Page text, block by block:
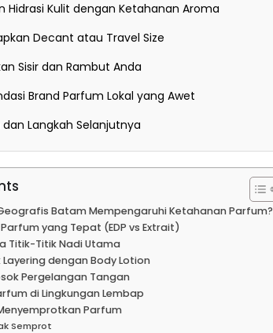
Hidrasi Kulit dengan Ketahanan Aroma
Decant atau Travel Size
Sisir dan Rambut Anda
Brand Parfum Lokal yang Awet
Langkah Selanjutnya
Batam Mempengaruhi Ketahanan Parfum?
yang Tepat (EDP vs Extrait)
Titik-Titik Nadi Utama
Layering dengan Body Lotion
Pergelangan Tangan
di Lingkungan Lembap
Parfum
Semprot